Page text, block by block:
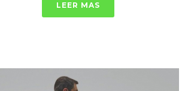
LEER MAS